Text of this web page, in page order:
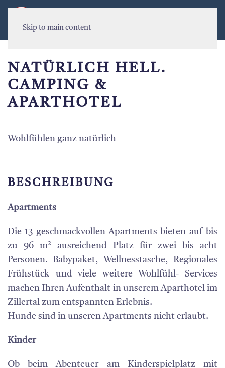
Skip to main content
NATÜRLICH HELL.
CAMPING &
APARTHOTEL
Wohlfühlen ganz natürlich
BESCHREIBUNG
Apartments
Die 13 geschmackvollen Apartments bieten auf bis
zu 96 m² ausreichend Platz für zwei bis acht
Personen. Babypaket, Wellnesstasche, Regionales
Frühstück und viele weitere Wohlfühl- Services
machen Ihren Aufenthalt in unserem Aparthotel im
Zillertal zum entspannten Erlebnis.
Hunde sind in unseren Apartments nicht erlaubt.
Kinder
Ob beim Abenteuer am Kinderspielplatz mit